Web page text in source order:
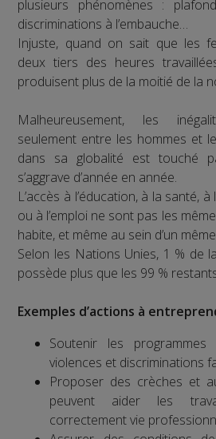
plusieurs phénomènes :
discriminations à l’embauche…
Injuste, quand on sait que les
deux tiers des heures
produisent plus de la moitié de la
Malheureusement, les
seulement entre les hommes et
dans sa globalité est touché
s’aggrave d’année en année.
L’accès à l’éducation, à la santé,
ou à l’emploi ne sont pas les
habite, et même au sein d’un
Selon les Nations Unies, 1 % de
possède plus que les 99 %
Exemples d’actions à
Soutenir les
violences et discriminations
Proposer des crèches et
peuvent aider les
correctement vie